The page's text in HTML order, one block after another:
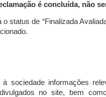
é concluída, não
o status de “Finalizada
sociedade informações
no site, bem